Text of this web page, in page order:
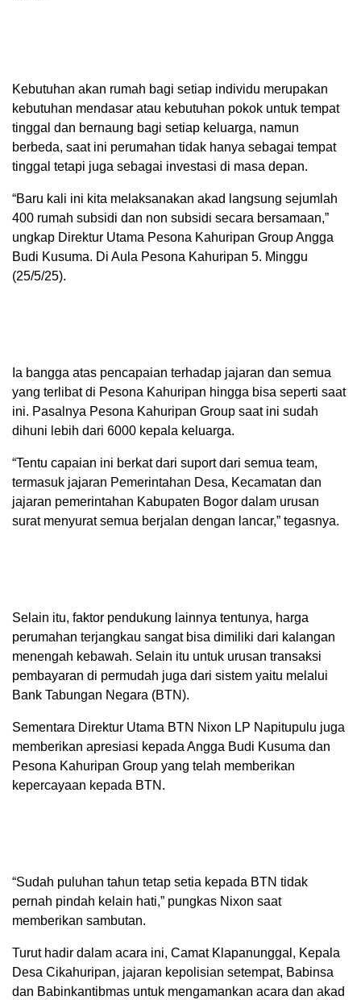
Kebutuhan akan rumah bagi setiap individu merupakan
kebutuhan mendasar atau kebutuhan pokok untuk tempat
tinggal dan bernaung bagi setiap keluarga, namun
berbeda, saat ini perumahan tidak hanya sebagai tempat
tinggal tetapi juga sebagai investasi di masa depan.
“Baru kali ini kita melaksanakan akad langsung sejumlah
400 rumah subsidi dan non subsidi secara bersamaan,”
ungkap Direktur Utama Pesona Kahuripan Group Angga
Budi Kusuma. Di Aula Pesona Kahuripan 5. Minggu
(25/5/25).
Ia bangga atas pencapaian terhadap jajaran dan semua
yang terlibat di Pesona Kahuripan hingga bisa seperti saat
ini. Pasalnya Pesona Kahuripan Group saat ini sudah
dihuni lebih dari 6000 kepala keluarga.
“Tentu capaian ini berkat dari suport dari semua team,
termasuk jajaran Pemerintahan Desa, Kecamatan dan
jajaran pemerintahan Kabupaten Bogor dalam urusan
surat menyurat semua berjalan dengan lancar,” tegasnya.
Selain itu, faktor pendukung lainnya tentunya, harga
perumahan terjangkau sangat bisa dimiliki dari kalangan
menengah kebawah. Selain itu untuk urusan transaksi
pembayaran di permudah juga dari sistem yaitu melalui
Bank Tabungan Negara (BTN).
Sementara Direktur Utama BTN Nixon LP Napitupulu juga
memberikan apresiasi kepada Angga Budi Kusuma dan
Pesona Kahuripan Group yang telah memberikan
kepercayaan kepada BTN.
“Sudah puluhan tahun tetap setia kepada BTN tidak
pernah pindah kelain hati,” pungkas Nixon saat
memberikan sambutan.
Turut hadir dalam acara ini, Camat Klapanunggal, Kepala
Desa Cikahuripan, jajaran kepolisian setempat, Babinsa
dan Babinkantibmas untuk mengamankan acara dan akad